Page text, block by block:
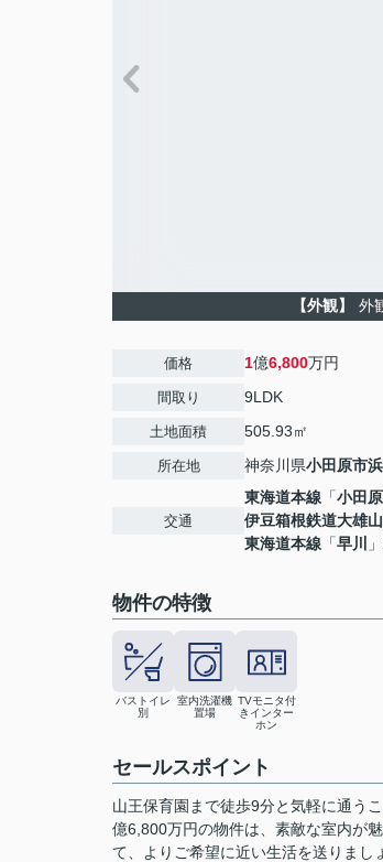
【外観】 外
価格 1億6,800万円
間取り 9LDK
土地面積 505.93㎡
所在地 神奈川県小田原市
交通
東海道本線 「小田原
伊豆箱根鉄道大雄
東海道本線 「早川
物件の特徴
バストイレ
別
室内洗濯機
置場
TVモニタ付
きインター
ホン
セールスポイント
山王保育園まで徒歩9分と気軽に通う
億6,800万円の物件は、素敵な室内が
て、よりご希望に近い生活を送りまし